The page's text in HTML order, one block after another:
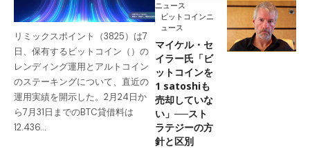
リミックスポイント（3825）は7
日、保有するビットコイン（）の
レンディング運用とアルトコイン
のステーキングについて、直近の
運用実績を開示した。2月24日か
ら7月31日までのBTC貸借料は
12.436…
ニュース
ビットコインニ
ュース
マイケル・セ
イラー氏「ビ
ットコインを
1 satoshiも
売却していな
い」──スト
ラテジーの方
針と区別